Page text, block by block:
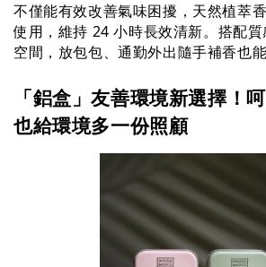
不僅能有效改善氣味困擾，天然植萃
使用，維持 24 小時長效清新。搭配
空間，放包包、通勤外出隨手補香也
「鋁盒」友善環境新選擇！
也給環境多一份照顧